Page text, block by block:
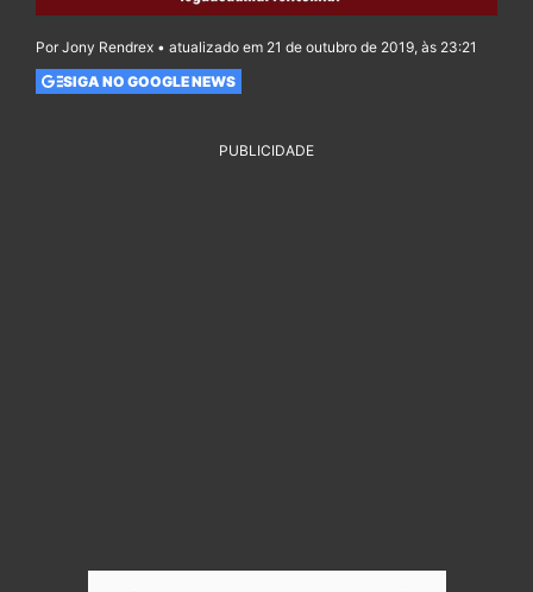
Por Jony Rendrex • atualizado em 21 de outubro de 2019, às 23:21
SIGA NO GOOGLE NEWS
PUBLICIDADE